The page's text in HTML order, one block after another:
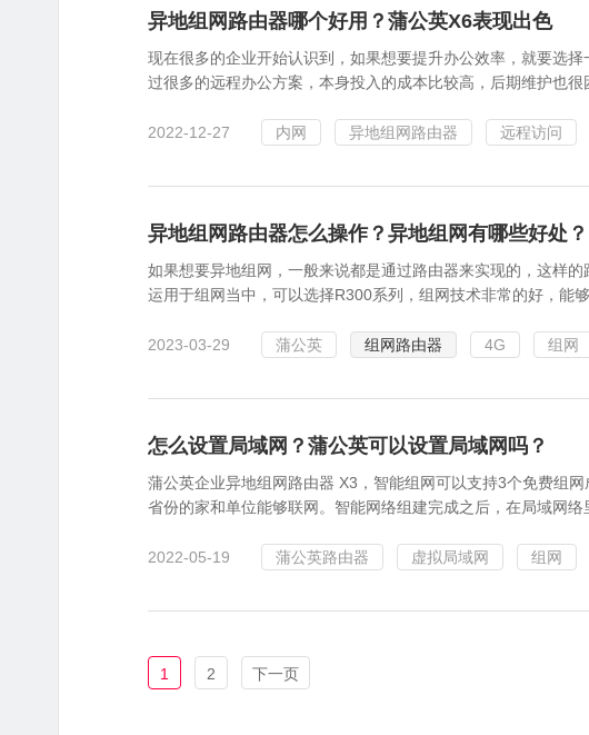
异地组网路由器哪个好用？蒲公英X6表现出色
现在很多的企业开始认识到，如果想要提升办公效率，就要选
过很多的远程办公方案，本身投入的成本比较高，后期维护也
2022-12-27 内网 异地组网路由器 远程访问
异地组网路由器怎么操作？异地组网有哪些好处？
如果想要异地组网，一般来说都是通过路由器来实现的，这样
运用于组网当中，可以选择R300系列，组网技术非常的好，能
2023-03-29 蒲公英 组网路由器 4G 组网
怎么设置局域网？蒲公英可以设置局域网吗？
蒲公英企业异地组网路由器 X3，智能组网可以支持3个免费组
省份的家和单位能够联网。智能网络组建完成之后，在局域网络
2022-05-19 蒲公英路由器 虚拟局域网 组网
1 2 下一页